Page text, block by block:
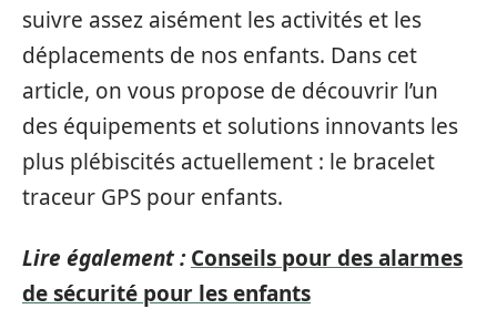
suivre assez aisément les activités et les
déplacements de nos enfants. Dans cet
article, on vous propose de découvrir l’un
des équipements et solutions innovants les
plus plébiscités actuellement : le bracelet
traceur GPS pour enfants.
Lire également : Conseils pour des alarmes
de sécurité pour les enfants